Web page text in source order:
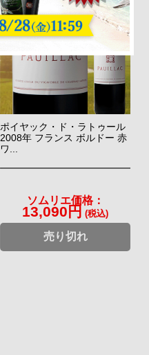
ポイヤック・ド・ラトゥール
2008年 フランス ボルドー 赤
ワ...
ソムリエ価格：
13,090円 (税込)
売り切れ